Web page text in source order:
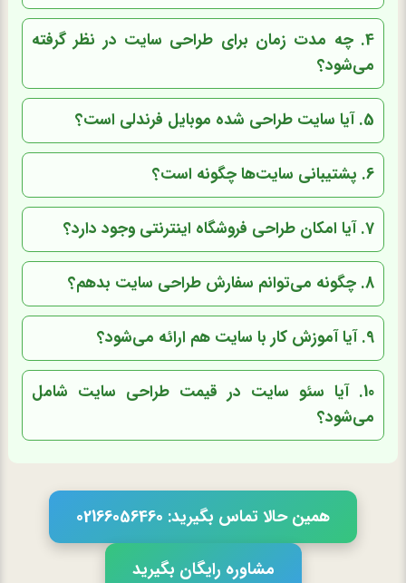
4. چه مدت زمان برای طراحی سایت در نظر گرفته
می‌شود؟
5. آیا سایت طراحی شده موبایل فرندلی است؟
6. پشتیبانی سایت‌ها چگونه است؟
7. آیا امکان طراحی فروشگاه اینترنتی وجود دارد؟
8. چگونه می‌توانم سفارش طراحی سایت بدهم؟
9. آیا آموزش کار با سایت هم ارائه می‌شود؟
10. آیا سئو سایت در قیمت طراحی سایت شامل
می‌شود؟
همین حالا تماس بگیرید: 02166056460
مشاوره رایگان بگیرید